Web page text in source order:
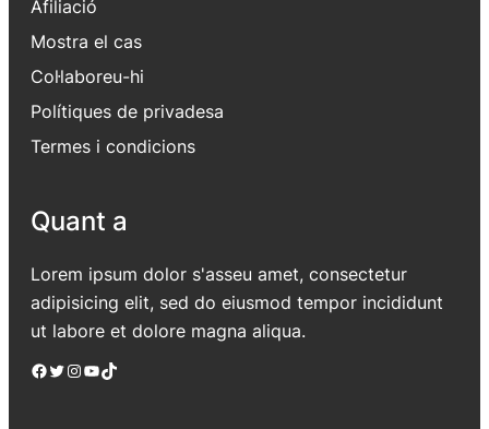
Afiliació
Mostra el cas
Col·laboreu-hi
Polítiques de privadesa
Termes i condicions
Quant a
Lorem ipsum dolor s'asseu amet, consectetur
adipisicing elit, sed do eiusmod tempor incididunt
ut labore et dolore magna aliqua.
Facebook Twitter Instagram YouTube TikTok